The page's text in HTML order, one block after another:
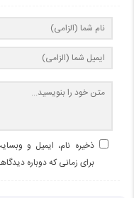
ذخیره نام، ایمیل و
برای زمانی که دوباره